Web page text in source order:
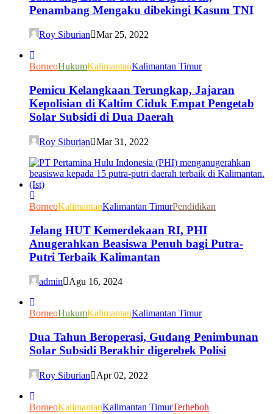
Penambang Mengaku dibekingi Kasum TNI
Roy Siburian Mar 25, 2022
BorneoHukumKalimantanKalimantan Timur
Pemicu Kelangkaan Terungkap, Jajaran
Kepolisian di Kaltim Ciduk Empat Pengetab
Solar Subsidi di Dua Daerah
Roy Siburian Mar 31, 2022
BorneoKalimantanKalimantan TimurPendidikan
Jelang HUT Kemerdekaan RI, PHI
Anugerahkan Beasiswa Penuh bagi Putra-
Putri Terbaik Kalimantan
admin Agu 16, 2024
BorneoHukumKalimantanKalimantan Timur
Dua Tahun Beroperasi, Gudang Penimbunan
Solar Subsidi Berakhir digerebek Polisi
Roy Siburian Apr 02, 2022
BorneoKalimantanKalimantan TimurTerheboh